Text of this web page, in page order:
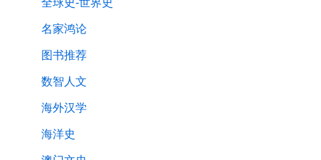
全球史-世界史
名家鸿论
图书推荐
数智人文
海外汉学
海洋史